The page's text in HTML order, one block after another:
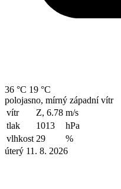
36 °C 19 °C
polojasno, mírný západní vítr
vítr
Z, 6.78 m/s
tlak
1013
hPa
vlhkost 29
%
úterý 11. 8. 2026